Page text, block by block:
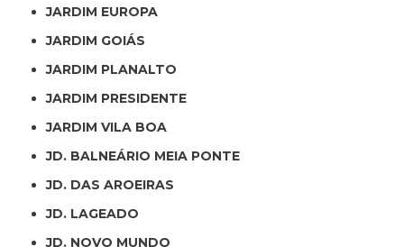
JARDIM EUROPA
JARDIM GOIÁS
JARDIM PLANALTO
JARDIM PRESIDENTE
JARDIM VILA BOA
JD. BALNEÁRIO MEIA PONTE
JD. DAS AROEIRAS
JD. LAGEADO
JD. NOVO MUNDO